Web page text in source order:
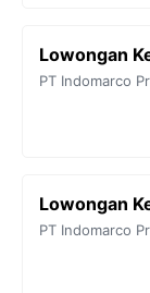
Lowongan
PT Indomarco
Lowongan
PT Indomarco